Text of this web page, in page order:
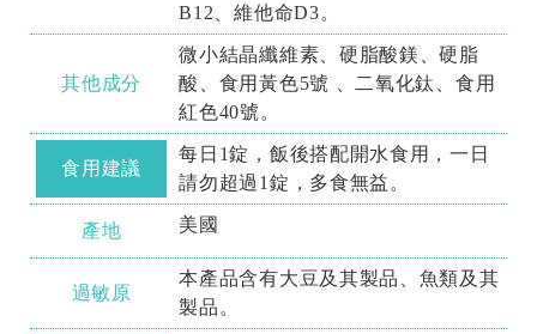
B12、維他命D3。
其他成分
微小結晶纖維素、硬脂酸鎂、硬脂
酸、食用黃色5號 、二氧化鈦、食用
紅色40號。
食用建議
每日1錠，飯後搭配開水食用，一日
請勿超過1錠，多食無益。
產地 美國
過敏原
本產品含有大豆及其製品、魚類及其
製品。